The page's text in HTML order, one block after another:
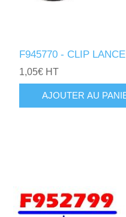
F945770 - CLIP
1,05€ HT
AJOUTER AU